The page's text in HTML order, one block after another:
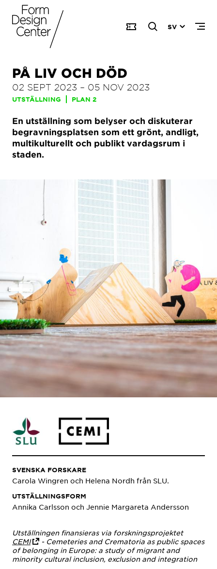
SV
PÅ LIV OCH DÖD
02 SEPT 2023 – 05 NOV 2023
UTSTÄLLNING PLAN 2
En utställning som belyser och diskuterar
begravningsplatsen som ett grönt, andligt,
multikulturellt och publikt vardagsrum i
staden.
SVENSKA FORSKARE
Carola Wingren och Helena Nordh från SLU.
UTSTÄLLNINGSFORM
Annika Carlsson och Jennie Margareta Andersson
Utställningen finansieras via forskningsprojektet
CEMI
- Cemeteries and Crematoria as public spaces
of belonging in Europe: a study of migrant and
minority cultural inclusion, exclusion and integration